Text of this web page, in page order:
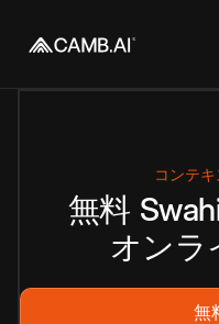
コンテ
無料
オンラ
無